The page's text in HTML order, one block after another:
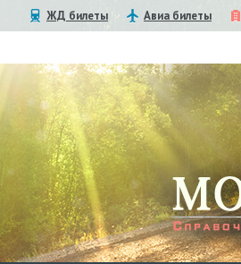
ЖД билеты Авиа билеты